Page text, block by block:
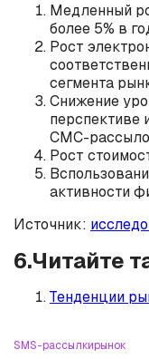
Медленный
более 5% в
Рост
сегмента
Снижение
перспективе
СМС-
Рост
активности
Источник:
6.Читайте
Тенденции
SMS-рассылкирынок